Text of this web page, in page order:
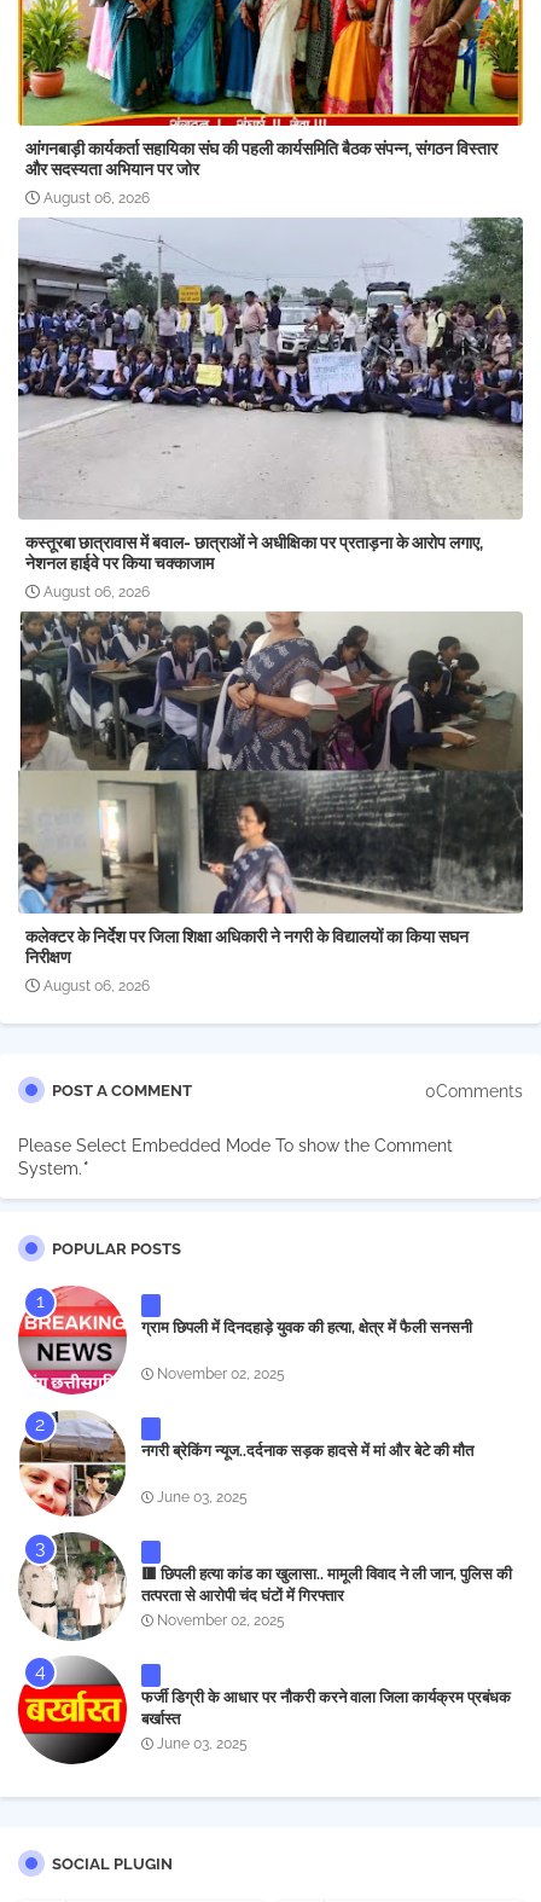
आंगनबाड़ी कार्यकर्ता सहायिका संघ की पहली कार्यसमिति बैठक संपन्न, संगठन विस्तार
और सदस्यता अभियान पर जोर
August 06, 2026
कस्तूरबा छात्रावास में बवाल- छात्राओं ने अधीक्षिका पर प्रताड़ना के आरोप लगाए,
नेशनल हाईवे पर किया चक्काजाम
August 06, 2026
कलेक्टर के निर्देश पर जिला शिक्षा अधिकारी ने नगरी के विद्यालयों का किया सघन
निरीक्षण
August 06, 2026
POST A COMMENT 0Comments
Please Select Embedded Mode To show the Comment
System.*
POPULAR POSTS
ग्राम छिपली में दिनदहाड़े युवक की हत्या, क्षेत्र में फैली सनसनी
November 02, 2025
नगरी ब्रेकिंग न्यूज..दर्दनाक सड़क हादसे में मां और बेटे की मौत
June 03, 2025
🟥 छिपली हत्या कांड का खुलासा.. मामूली विवाद ने ली जान, पुलिस की
तत्परता से आरोपी चंद घंटों में गिरफ्तार
November 02, 2025
फर्जी डिग्री के आधार पर नौकरी करने वाला जिला कार्यक्रम प्रबंधक
बर्खास्त
June 03, 2025
SOCIAL PLUGIN